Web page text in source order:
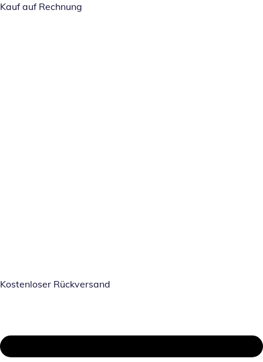
Kauf auf Rechnung
Kostenloser Rückversand